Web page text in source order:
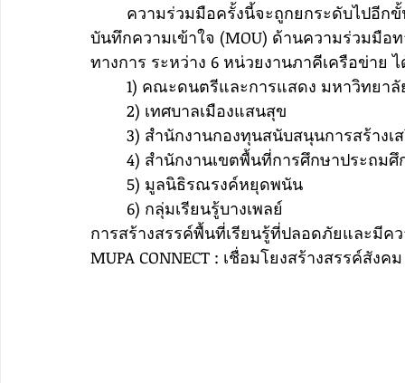
บันทึกความเข้าใจ (MOU) ด้านความร่วมมือ
ทางการ ระหว่าง 6 หน่วยงานภาคีเครือข่าย
1) ​คณะดนตรีและการแสดง มหาวิทยา
	2) ​เทศบาลเมืองแสนสุข
3) ​สำนักงานกองทุนสนับสนุนการสร้างเ
4) ​สำนักงานเขตพื้นที่การศึกษาประถมศึ
	5) ​มูลนิธิรณรงค์หยุดพนัน
	6) ​กลุ่มเรียนรู้บางเพลย์
การสร้างสรรค์พื้นที่เรียนรู้ที่ปลอดภัยและมีค
MUPA CONNECT : เชื่อมโยงสร้างสรรค์สังคม